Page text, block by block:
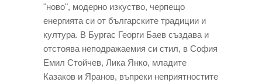
"ново", модерно изкуство, черпещо
енергията си от българските традиции и
култура. В Бургас Георги Баев създава и
отстоява неподражаемия си стил, в София
Емил Стойчев, Лика Янко, младите
Казаков и Яранов, въпреки неприятностите